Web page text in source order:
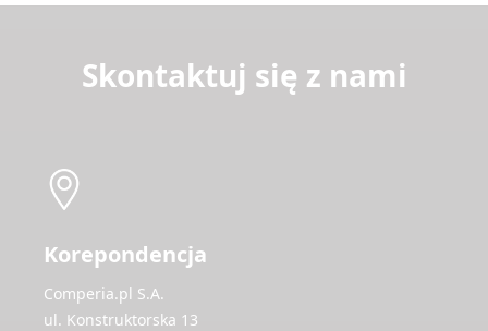
Skontaktuj się z nami
Korepondencja
Comperia.pl S.A.
ul. Konstruktorska 13